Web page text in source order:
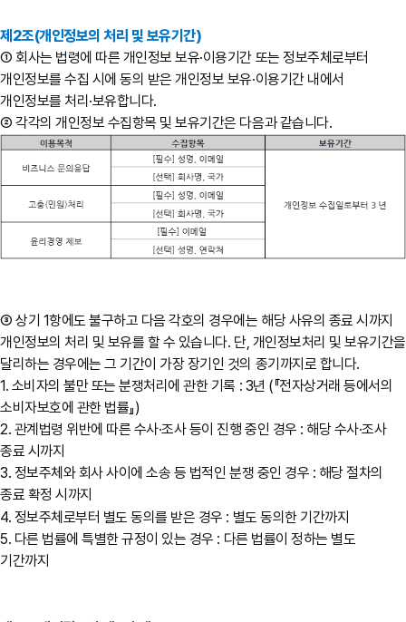
제2조(개인정보의 처리 및 보유기간)
① 회사는 법령에 따른 개인정보 보유·이용기간 또는 정보주체로부터
개인정보를 수집 시에 동의 받은 개인정보 보유·이용기간 내에서
개인정보를 처리·보유합니다.
② 각각의 개인정보 수집항목 및 보유기간은 다음과 같습니다.
③ 상기 1항에도 불구하고 다음 각호의 경우에는 해당 사유의 종료 시까지
개인정보의 처리 및 보유를 할 수 있습니다. 단, 개인정보처리 및 보유기간을
달리하는 경우에는 그 기간이 가장 장기인 것의 종기까지로 합니다.
1. 소비자의 불만 또는 분쟁처리에 관한 기록 : 3년 (『전자상거래 등에서의
소비자보호에 관한 법률』)
2. 관계법령 위반에 따른 수사·조사 등이 진행 중인 경우 : 해당 수사·조사
종료 시까지
3. 정보주체와 회사 사이에 소송 등 법적인 분쟁 중인 경우 : 해당 절차의
종료 확정 시까지
4. 정보주체로부터 별도 동의를 받은 경우 : 별도 동의한 기간까지
5. 다른 법률에 특별한 규정이 있는 경우 : 다른 법률이 정하는 별도
기간까지